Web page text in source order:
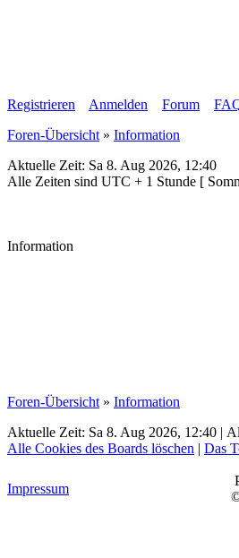
Registrieren Anmelden Forum
Foren-Übersicht » Information
Aktuelle Zeit: Sa 8. Aug 2026, 12:40
Alle Zeiten sind UTC + 1 Stunde [
Information
Foren-Übersicht » Information
Aktuelle Zeit: Sa 8. Aug 2026, 12:40 |
Alle Cookies des Boards löschen | Das
Impressum